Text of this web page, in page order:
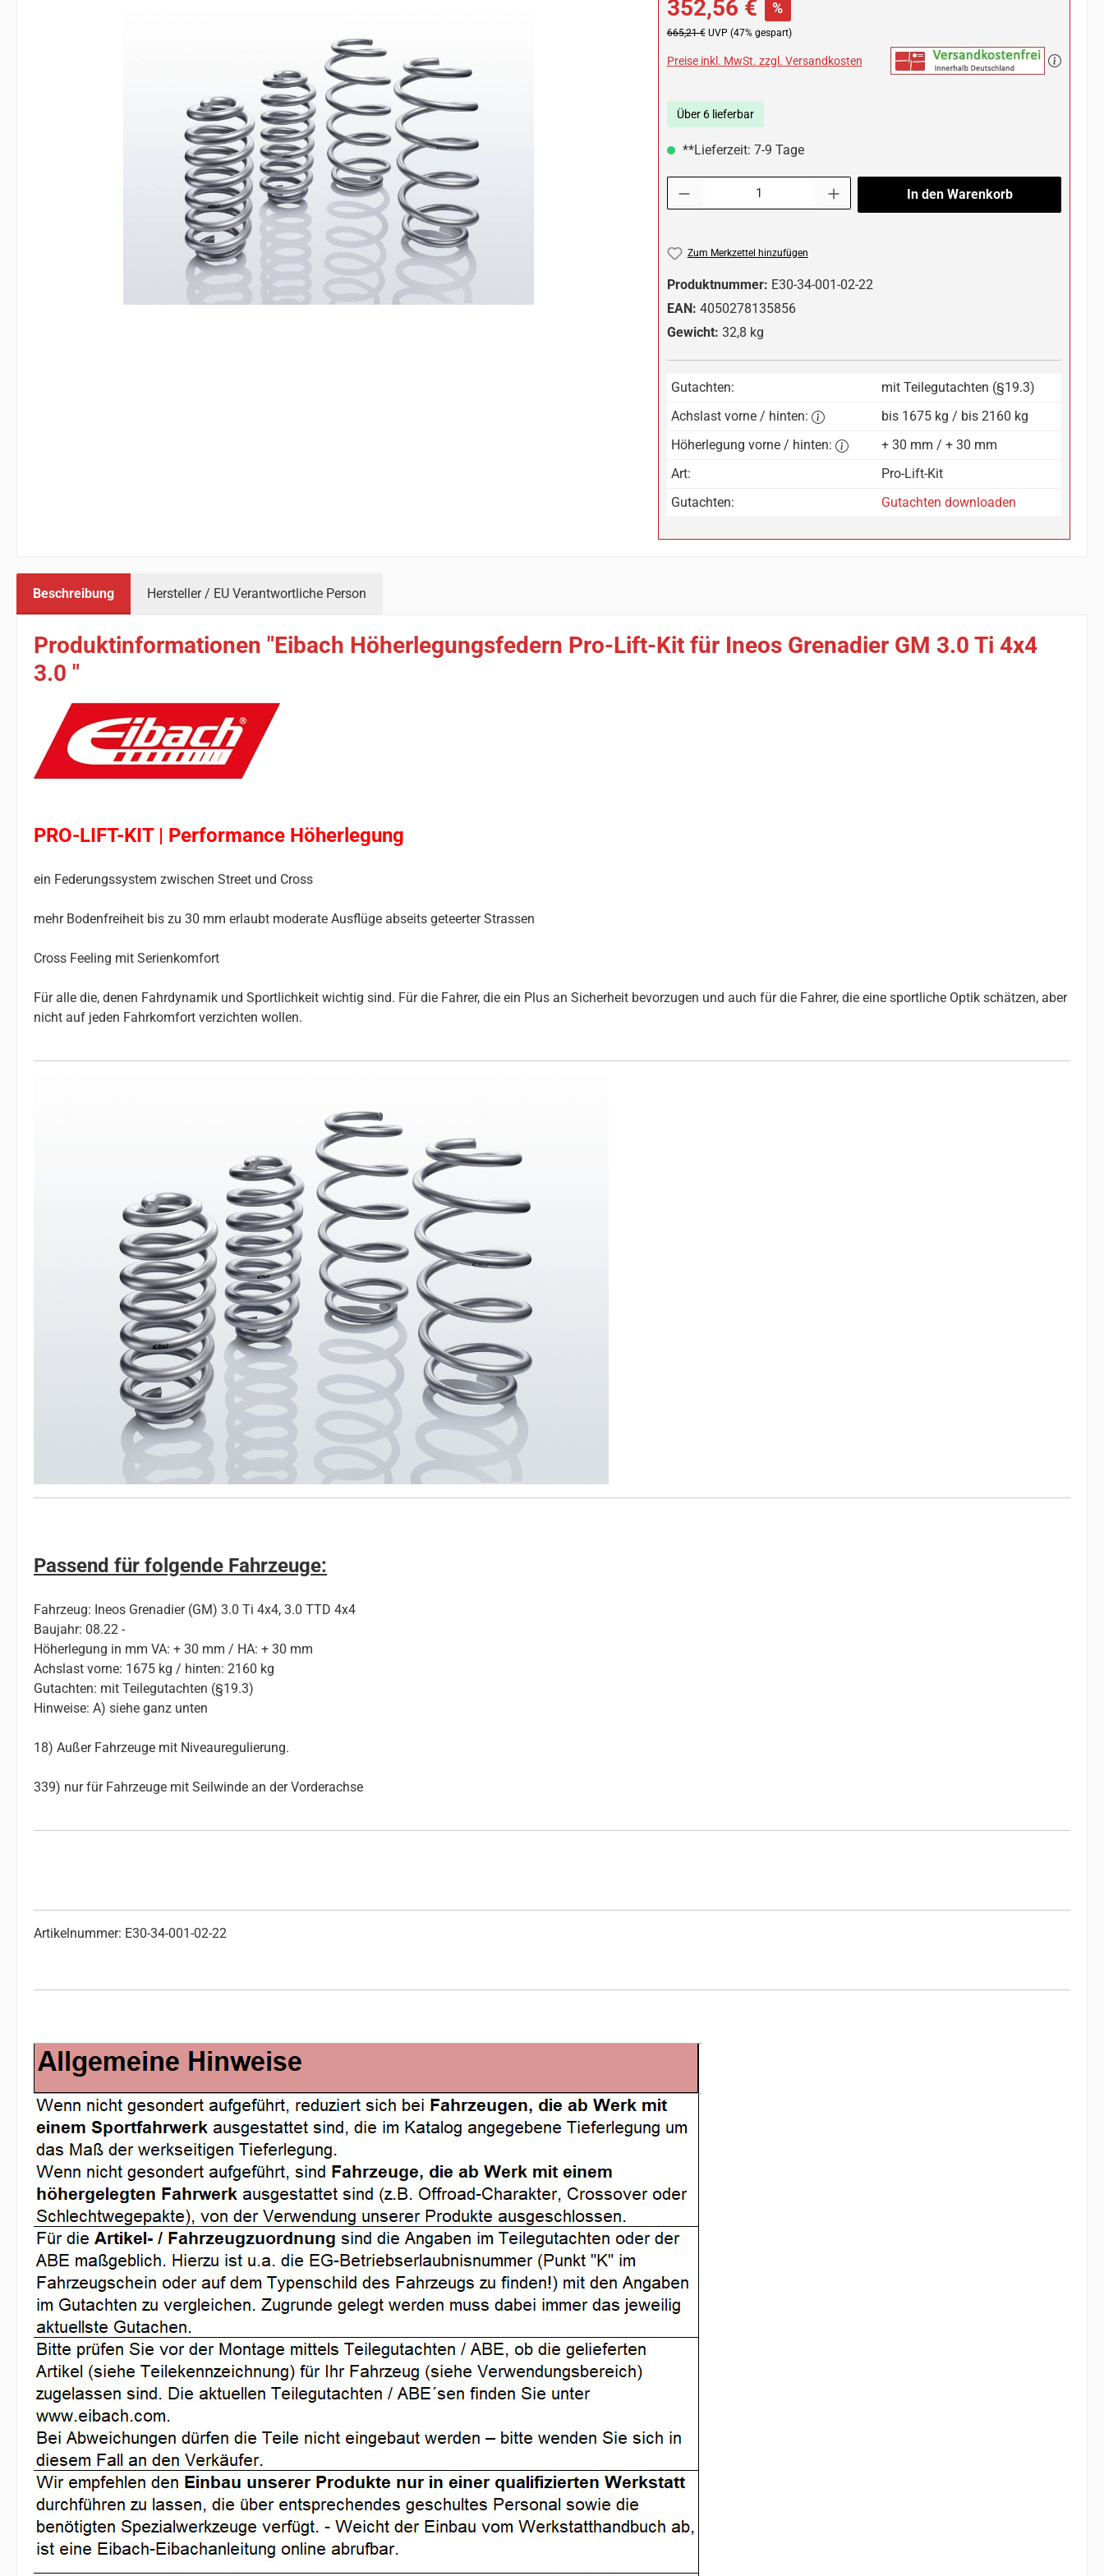
352,56 € %
Regulärer Preis:
665,21 € UVP (47% gespart)
Preise inkl. MwSt. zzgl. Versandkosten
Über 6 lieferbar
**Lieferzeit: 7-9 Tage
In den Warenkorb
Zum Merkzettel hinzufügen
Produktnummer: E30-34-001-02-22
EAN: 4050278135856
Gewicht: 32,8 kg
Gutachten:
mit Teilegutachten (§19.3)
Achslast vorne / hinten:
bis 1675 kg / bis 2160 kg
Höherlegung vorne / hinten:
+ 30 mm / + 30 mm
Art:
Pro-Lift-Kit
Gutachten:
Gutachten downloaden
Beschreibung Hersteller / EU Verantwortliche Person
Produktinformationen "Eibach Höherlegungsfedern Pro-Lift-Kit für Ineos Grenadier GM 3.0 Ti 4x4
3.0 "
PRO-LIFT-KIT | Performance Höherlegung
ein Federungssystem zwischen Street und Cross
mehr Bodenfreiheit bis zu 30 mm erlaubt moderate Ausflüge abseits geteerter Strassen
Cross Feeling mit Serienkomfort
Für alle die, denen Fahrdynamik und Sportlichkeit wichtig sind. Für die Fahrer, die ein Plus an Sicherheit bevorzugen und auch für die Fahrer, die eine sportliche Optik schätzen, aber
nicht auf jeden Fahrkomfort verzichten wollen.
Passend für folgende Fahrzeuge:
Fahrzeug: Ineos Grenadier (GM) 3.0 Ti 4x4, 3.0 TTD 4x4
Baujahr: 08.22 -
Höherlegung in mm VA: + 30 mm / HA: + 30 mm
Achslast vorne: 1675 kg / hinten: 2160 kg
Gutachten: mit Teilegutachten (§19.3)
Hinweise: A) siehe ganz unten
18) Außer Fahrzeuge mit Niveauregulierung.
339) nur für Fahrzeuge mit Seilwinde an der Vorderachse
Artikelnummer: E30-34-001-02-22